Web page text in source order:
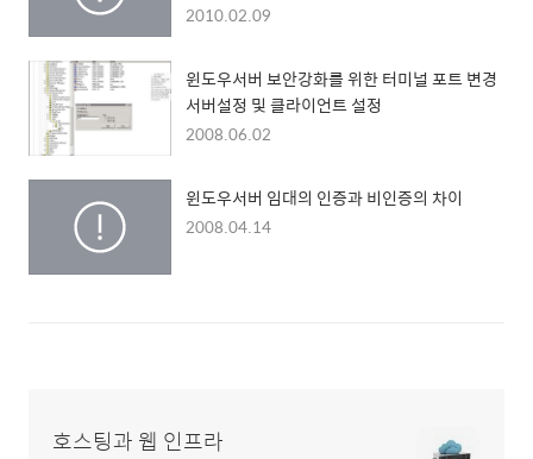
2010.02.09
윈도우서버 보안강화를 위한 터미널 포트 변경
서버설정 및 클라이언트 설정
2008.06.02
윈도우서버 임대의 인증과 비인증의 차이
2008.04.14
호스팅과 웹 인프라